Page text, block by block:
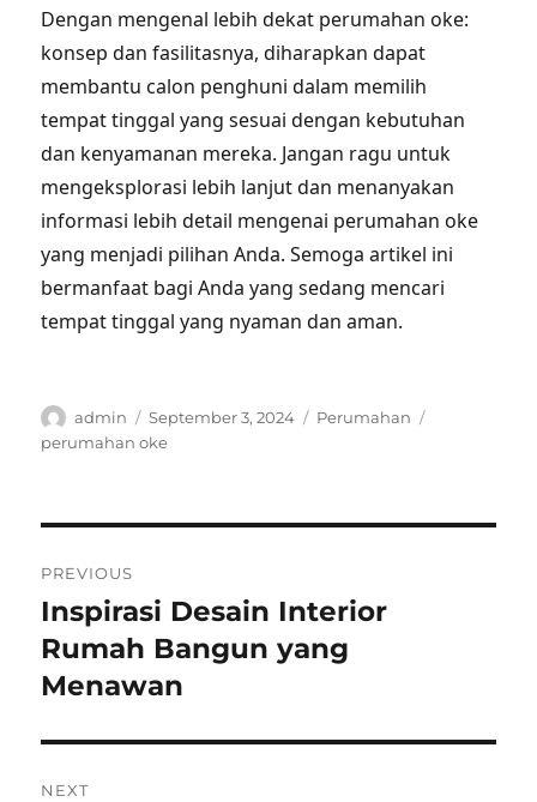
Dengan mengenal lebih dekat perumahan oke:
konsep dan fasilitasnya, diharapkan dapat
membantu calon penghuni dalam memilih
tempat tinggal yang sesuai dengan kebutuhan
dan kenyamanan mereka. Jangan ragu untuk
mengeksplorasi lebih lanjut dan menanyakan
informasi lebih detail mengenai perumahan oke
yang menjadi pilihan Anda. Semoga artikel ini
bermanfaat bagi Anda yang sedang mencari
tempat tinggal yang nyaman dan aman.
Author
admin
Posted
on
September 3, 2024 Categories
Perumahan
perumahan oke
navigation
PREVIOUS
Previous
post:
Inspirasi Desain Interior
Rumah Bangun yang
Menawan
NEXT